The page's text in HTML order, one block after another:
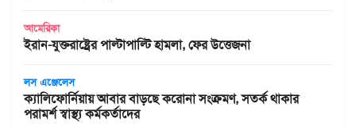
আমেরিকা
ইরান-যুক্তরাষ্ট্রের পাল্টাপাল্টি হামলা, ফের উত্তেজনা
লস এঞ্জেলেস
ক্যালিফোর্নিয়ায় আবার বাড়ছে করোনা সংক্রমণ, সতর্ক থাকার
পরামর্শ স্বাস্থ্য কর্মকর্তাদের